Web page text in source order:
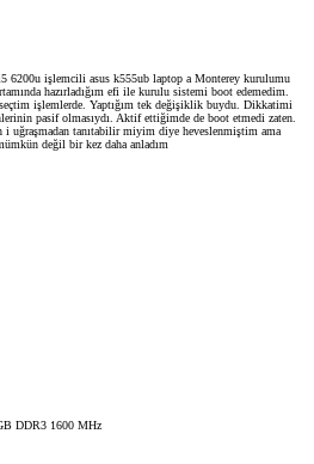
6200u işlemcili asus k555ub laptop a Monterey kurulumu
hazırladığım efi ile kurulu sistemi boot edemedim.
işlemlerde. Yaptığım tek değişiklik buydu. Dikkatimi
pasif olmasıydı. Aktif ettiğimde de boot etmedi zaten.
i uğraşmadan tanıtabilir miyim diye heveslenmiştim ama
değil bir kez daha anladım
DDR3 1600 MHz